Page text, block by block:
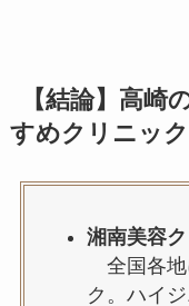
【結論】高崎
すめクリニッ
湘南美容
全国各地
ク。ハイ